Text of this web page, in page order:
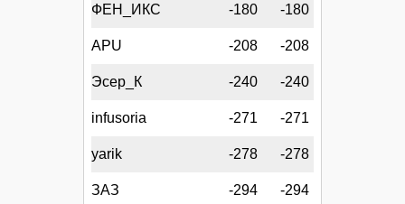
ФЕН_ИКС -180 -180
APU -208 -208
Эсер_К -240 -240
infusoria -271 -271
yarik -278 -278
ЗАЗ -294 -294